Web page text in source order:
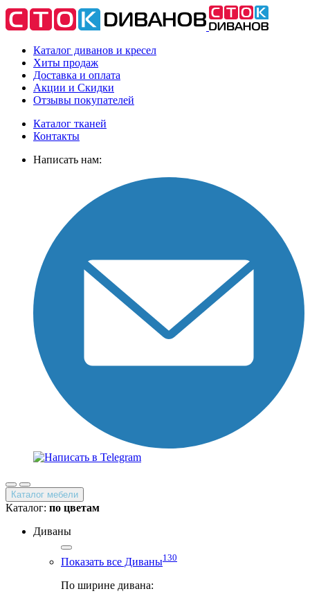
Каталог диванов и кресел
Хиты продаж
Доставка и оплата
Акции и Скидки
Отзывы покупателей
Каталог тканей
Контакты
Написать нам:
Каталог мебели
Каталог: по цветам
Диваны
Показать все Диваны130
По ширине дивана: